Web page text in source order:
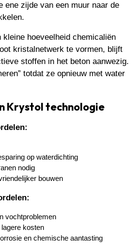
ene zijde van een muur naar de
hoeveelheid chemicaliën
kristalnetwerk te vormen, blijft
stoffen in het beton aanwezig.
totdat ze opnieuw met water
Krystol technologie
op waterdichting
nodig
bouwen
vochtproblemen
kosten
en chemische aantasting